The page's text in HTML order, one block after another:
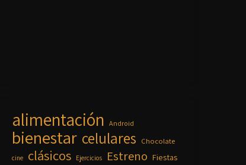
alimentación Android
bienestar celulares Chocolate
cine clásicos Ejercicios Estreno Fiestas